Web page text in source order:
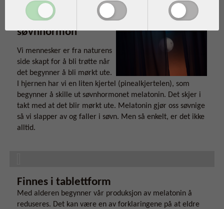
Kroppens eget
søvnhormon
Vi mennesker er fra naturens
side skapt for å bli trøtte når
det begynner å bli mørkt ute.
I hjernen har vi en liten kjertel (pinealkjertelen), som
begynner å skille ut søvnhormonet melatonin. Det skjer i
takt med at det blir mørkt ute. Melatonin gjør oss søvnige
så vi slapper av og faller i søvn. Men så enkelt, er det ikke
alltid.
Finnes i tablettform
Med alderen begynner vår produksjon av melatonin å
reduseres. Det kan være en av forklaringene på at eldre